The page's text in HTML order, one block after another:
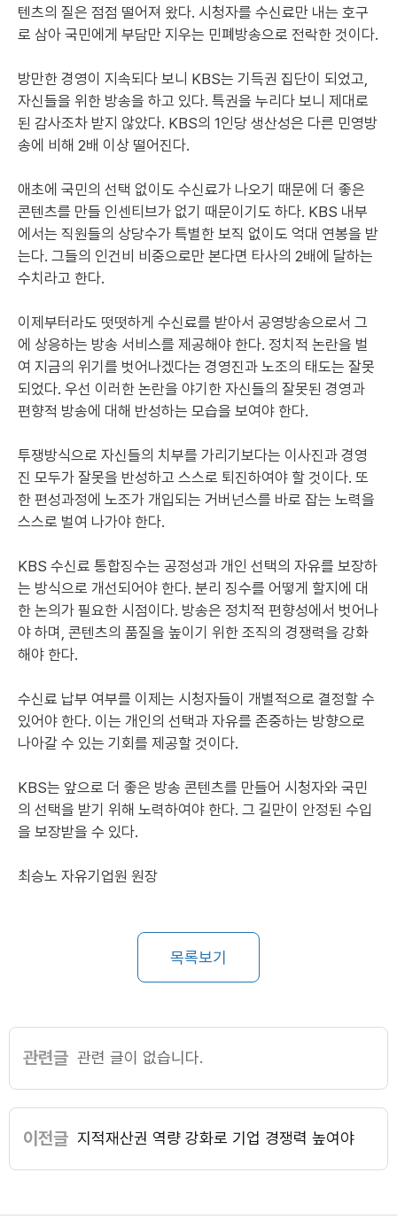
텐츠의 질은 점점 떨어져 왔다. 시청자를 수신료만 내는 호구
로 삼아 국민에게 부담만 지우는 민폐방송으로 전락한 것이다.
방만한 경영이 지속되다 보니 KBS는 기득권 집단이 되었고,
자신들을 위한 방송을 하고 있다. 특권을 누리다 보니 제대로
된 감사조차 받지 않았다. KBS의 1인당 생산성은 다른 민영방
송에 비해 2배 이상 떨어진다.
애초에 국민의 선택 없이도 수신료가 나오기 때문에 더 좋은
콘텐츠를 만들 인센티브가 없기 때문이기도 하다. KBS 내부
에서는 직원들의 상당수가 특별한 보직 없이도 억대 연봉을 받
는다. 그들의 인건비 비중으로만 본다면 타사의 2배에 달하는
수치라고 한다.
이제부터라도 떳떳하게 수신료를 받아서 공영방송으로서 그
에 상응하는 방송 서비스를 제공해야 한다. 정치적 논란을 벌
여 지금의 위기를 벗어나겠다는 경영진과 노조의 태도는 잘못
되었다. 우선 이러한 논란을 야기한 자신들의 잘못된 경영과
편향적 방송에 대해 반성하는 모습을 보여야 한다.
투쟁방식으로 자신들의 치부를 가리기보다는 이사진과 경영
진 모두가 잘못을 반성하고 스스로 퇴진하여야 할 것이다. 또
한 편성과정에 노조가 개입되는 거버넌스를 바로 잡는 노력을
스스로 벌여 나가야 한다.
KBS 수신료 통합징수는 공정성과 개인 선택의 자유를 보장하
는 방식으로 개선되어야 한다. 분리 징수를 어떻게 할지에 대
한 논의가 필요한 시점이다. 방송은 정치적 편향성에서 벗어나
야 하며, 콘텐츠의 품질을 높이기 위한 조직의 경쟁력을 강화
해야 한다.
수신료 납부 여부를 이제는 시청자들이 개별적으로 결정할 수
있어야 한다. 이는 개인의 선택과 자유를 존중하는 방향으로
나아갈 수 있는 기회를 제공할 것이다.
KBS는 앞으로 더 좋은 방송 콘텐츠를 만들어 시청자와 국민
의 선택을 받기 위해 노력하여야 한다. 그 길만이 안정된 수입
을 보장받을 수 있다.
최승노 자유기업원 원장
목록보기
관련글 관련 글이 없습니다.
이전글 지적재산권 역량 강화로 기업 경쟁력 높여야